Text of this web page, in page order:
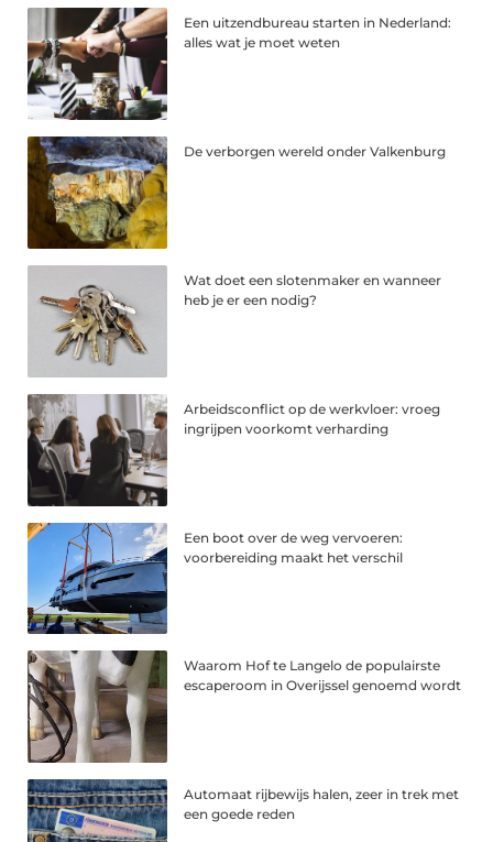
Een uitzendbureau starten in Nederland:
alles wat je moet weten
De verborgen wereld onder Valkenburg
Wat doet een slotenmaker en wanneer
heb je er een nodig?
Arbeidsconflict op de werkvloer: vroeg
ingrijpen voorkomt verharding
Een boot over de weg vervoeren:
voorbereiding maakt het verschil
Waarom Hof te Langelo de populairste
escaperoom in Overijssel genoemd wordt
Automaat rijbewijs halen, zeer in trek met
een goede reden